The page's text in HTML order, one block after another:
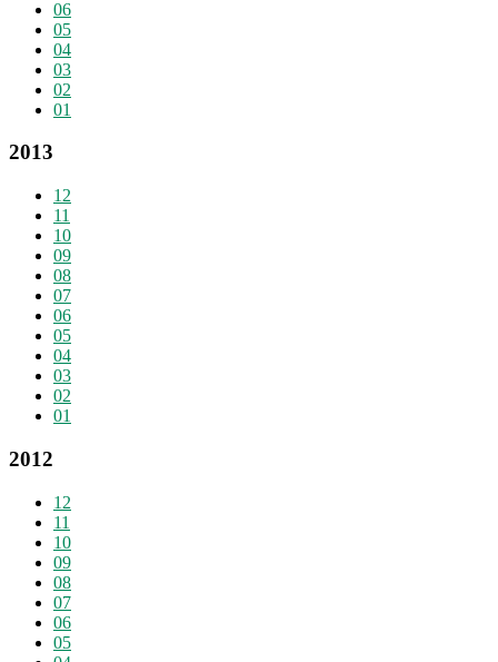
06
05
04
03
02
01
2013
12
11
10
09
08
07
06
05
04
03
02
01
2012
12
11
10
09
08
07
06
05